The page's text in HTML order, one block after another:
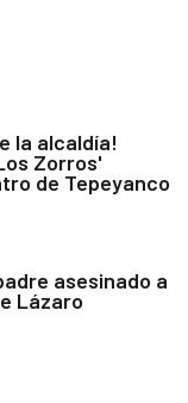
la alcaldía!
Zorros'
de Tepeyanco
asesinado a
Lázaro